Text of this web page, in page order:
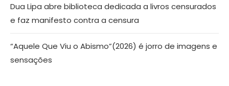
Dua Lipa abre biblioteca dedicada a livros censurados
e faz manifesto contra a censura
“Aquele Que Viu o Abismo”(2026) é jorro de imagens e
sensações